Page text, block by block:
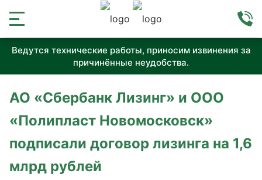
Ведутся технические работы, приносим извинения за
причинённые неудобства.
АО «Сбербанк Лизинг» и ООО
«Полипласт Новомосковск»
подписали договор лизинга на 1,6
млрд рублей